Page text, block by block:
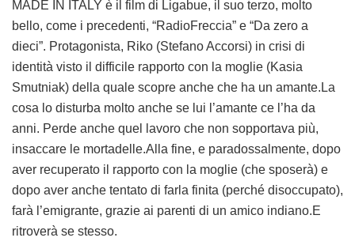
MADE IN ITALY è il film di Ligabue, il suo terzo, molto
bello, come i precedenti, “RadioFreccia” e “Da zero a
dieci”. Protagonista, Riko (Stefano Accorsi) in crisi di
identità visto il difficile rapporto con la moglie (Kasia
Smutniak) della quale scopre anche che ha un amante.La
cosa lo disturba molto anche se lui l’amante ce l’ha da
anni. Perde anche quel lavoro che non sopportava più,
insaccare le mortadelle.Alla fine, e paradossalmente, dopo
aver recuperato il rapporto con la moglie (che sposerà) e
dopo aver anche tentato di farla finita (perché disoccupato),
farà l’emigrante, grazie ai parenti di un amico indiano.E
ritroverà se stesso.